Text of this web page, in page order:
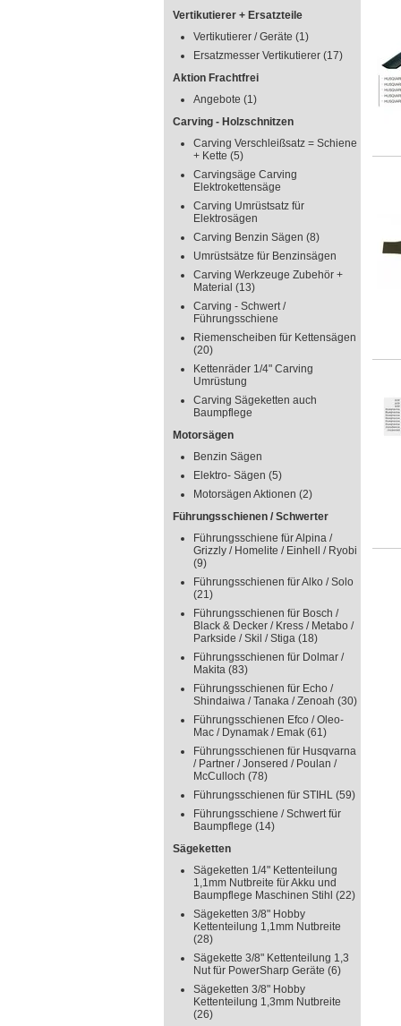
Vertikutierer + Ersatzteile
Vertikutierer / Geräte (1)
Ersatzmesser Vertikutierer (17)
Aktion Frachtfrei
Angebote (1)
Carving - Holzschnitzen
Carving Verschleißsatz = Schiene
+ Kette (5)
Carvingsäge Carving
Elektrokettensäge
Carving Umrüstsatz für
Elektrosägen
Carving Benzin Sägen (8)
Umrüstsätze für Benzinsägen
Carving Werkzeuge Zubehör +
Material (13)
Carving - Schwert /
Führungsschiene
Riemenscheiben für Kettensägen
(20)
Kettenräder 1/4" Carving
Umrüstung
Carving Sägeketten auch
Baumpflege
Motorsägen
Benzin Sägen
Elektro- Sägen (5)
Motorsägen Aktionen (2)
Führungsschienen / Schwerter
Führungsschiene für Alpina /
Grizzly / Homelite / Einhell / Ryobi
(9)
Führungsschienen für Alko / Solo
(21)
Führungsschienen für Bosch /
Black & Decker / Kress / Metabo /
Parkside / Skil / Stiga (18)
Führungsschienen für Dolmar /
Makita (83)
Führungsschienen für Echo /
Shindaiwa / Tanaka / Zenoah (30)
Führungsschienen Efco / Oleo-
Mac / Dynamak / Emak (61)
Führungsschienen für Husqvarna
/ Partner / Jonsered / Poulan /
McCulloch (78)
Führungsschienen für STIHL (59)
Führungsschiene / Schwert für
Baumpflege (14)
Sägeketten
Sägeketten 1/4" Kettenteilung
1,1mm Nutbreite für Akku und
Baumpflege Maschinen Stihl (22)
Sägeketten 3/8" Hobby
Kettenteilung 1,1mm Nutbreite
(28)
Sägekette 3/8" Kettenteilung 1,3
Nut für PowerSharp Geräte (6)
Sägeketten 3/8" Hobby
Kettenteilung 1,3mm Nutbreite
(26)